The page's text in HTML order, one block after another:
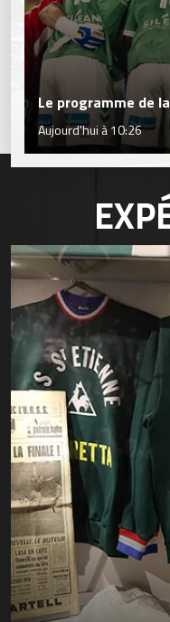
Le programme de
Aujourd'hui à 10:26